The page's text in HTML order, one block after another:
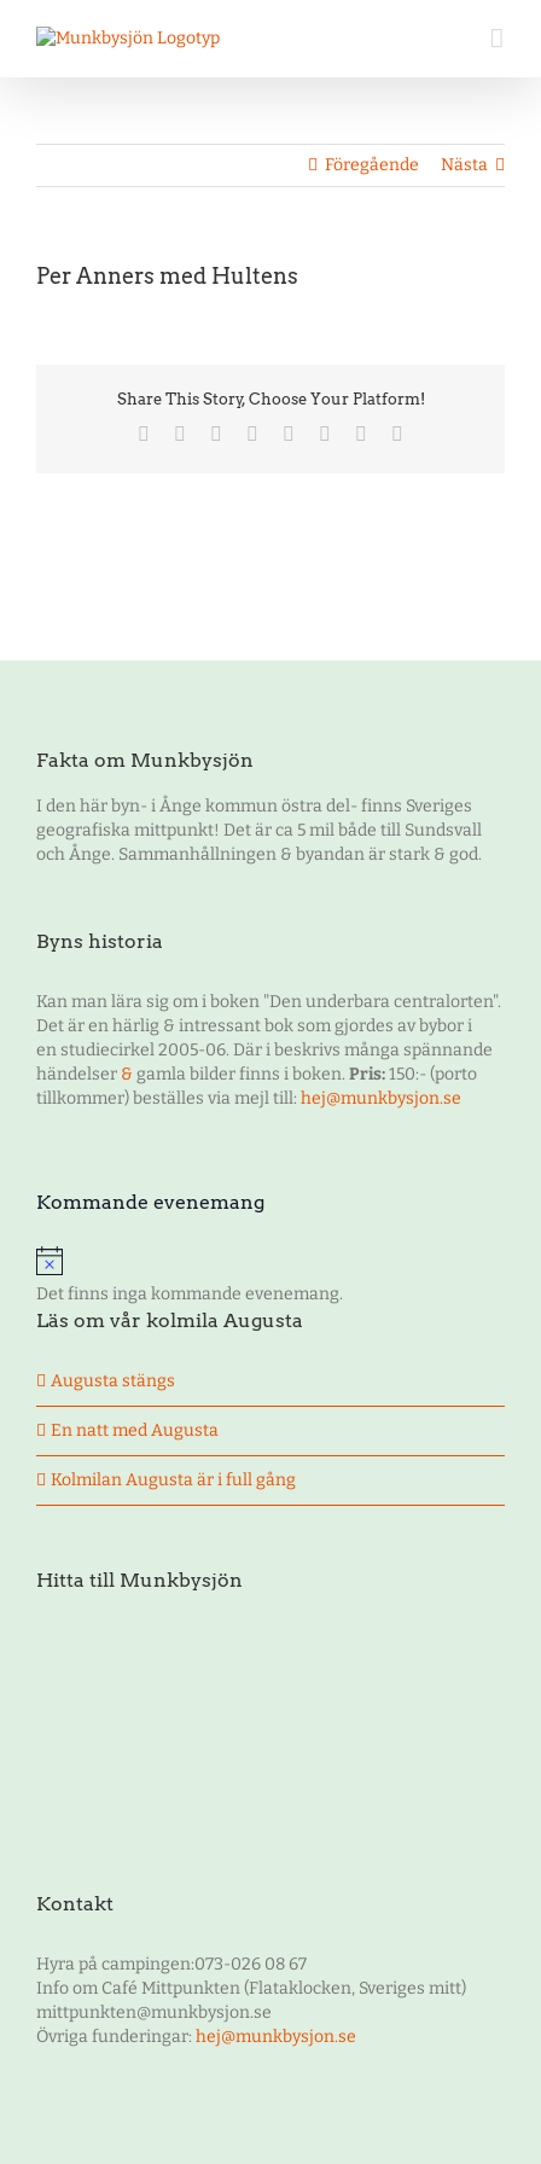
Föregående Nästa
Visa
Per Anners med Hultens
Share This Story, Choose Your Platform!
Facebook
TwitterReddit LinkedIn
TumblrPinterest
Fakta om Munkbysjön
I den här byn- i Ånge kommun östra del- finns Sveriges
geografiska mittpunkt! Det är ca 5 mil både till Sundsvall
och Ånge. Sammanhållningen & byandan är stark & god.
Byns historia
Kan man lära sig om i boken "Den underbara centralorten".
Det är en härlig & intressant bok som gjordes av bybor i
en studiecirkel 2005-06. Där i beskrivs många spännande
händelser & gamla bilder finns i boken. Pris:150:- (porto
tillkommer) beställes via mejl till: hej@munkbysjon.se
Kommande evenemang
Det finns inga kommande evenemang.
Läs om vår kolmila Augusta
Augusta stängs
En natt med Augusta
Kolmilan Augusta är i full gång
Hitta till Munkbysjön
Kontakt
Hyra på campingen:073-026 08 67
Info om Café Mittpunkten (Flataklocken, Sveriges mitt)
mittpunkten@munkbysjon.se
Övriga funderingar: hej@munkbysjon.se